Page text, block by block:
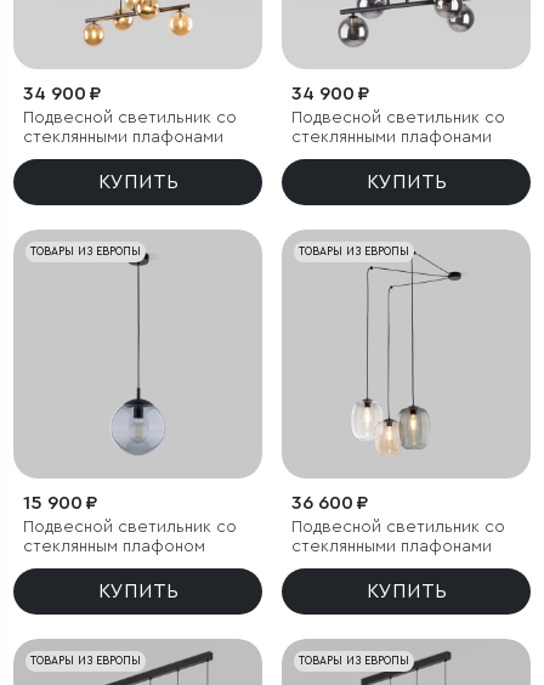
34 900 ₽
Подвесной светильник со
стеклянными плафонами
КУПИТЬ
34 900 ₽
Подвесной светильник со
стеклянными плафонами
КУПИТЬ
ТОВАРЫ ИЗ ЕВРОПЫ
15 900 ₽
Подвесной светильник со
стеклянным плафоном
КУПИТЬ
ТОВАРЫ ИЗ ЕВРОПЫ
36 600 ₽
Подвесной светильник со
стеклянными плафонами
КУПИТЬ
ТОВАРЫ ИЗ ЕВРОПЫ ТОВАРЫ ИЗ ЕВРОПЫ